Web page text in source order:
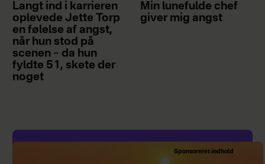
Langt ind i karrieren
oplevede Jette Torp
en følelse af angst,
når hun stod på
scenen – da hun
fyldte 51, skete der
noget
Min lunefulde chef
giver mig angst
Sponsoreret indhold